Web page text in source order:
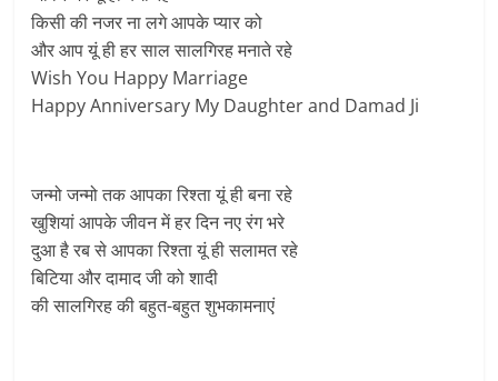
किसी की नजर ना लगे आपके प्यार को
और आप यूं ही हर साल सालगिरह मनाते रहे
Wish You Happy Marriage
Happy Anniversary My Daughter and Damad Ji
जन्मो जन्मो तक आपका रिश्ता यूं ही बना रहे
खुशियां आपके जीवन में हर दिन नए रंग भरे
दुआ है रब से आपका रिश्ता यूं ही सलामत रहे
बिटिया और दामाद जी को शादी
की सालगिरह की बहुत-बहुत शुभकामनाएं